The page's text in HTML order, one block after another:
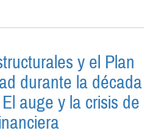
DE RESISTENCIA AL
y el Plan
durante la década
auge y la crisis de